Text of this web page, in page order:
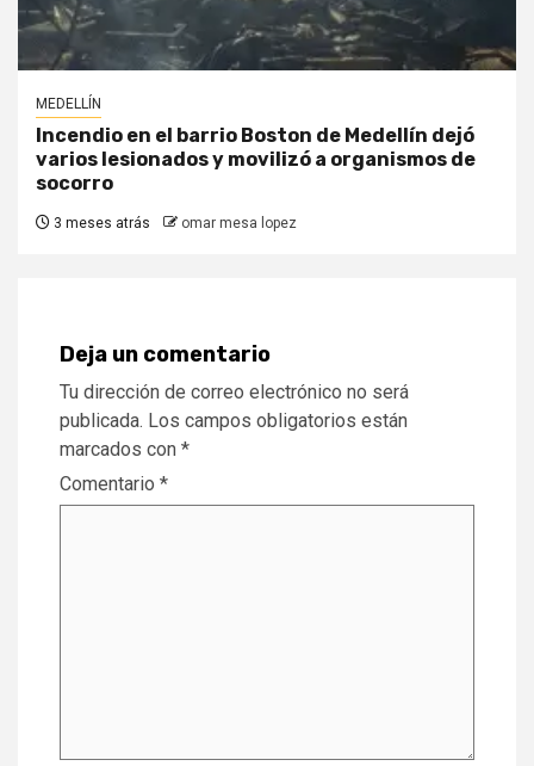
MEDELLÍN
Incendio en el barrio Boston de Medellín dejó
varios lesionados y movilizó a organismos de
socorro
3 meses atrás omar mesa lopez
Deja un comentario
Tu dirección de correo electrónico no será
publicada. Los campos obligatorios están
marcados con *
Comentario *